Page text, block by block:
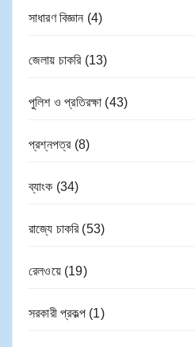
সাধারণ বিজ্ঞান (4)
জেলায় চাকরি(13)
পুলিশ ও প্রতিরক্ষা (43)
প্রশ্নপত্র(8)
ব্যাংক (34)
রাজ্যে চাকরি(53)
রেলওয়ে(19)
সরকারী প্রকল্প (1)